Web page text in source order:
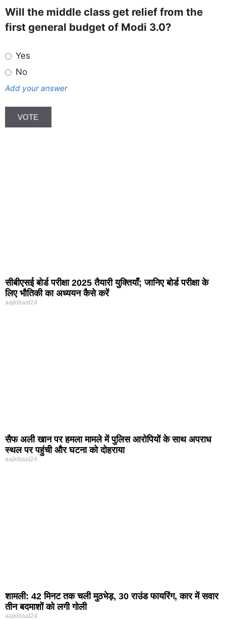
Will the middle class get relief from the
first general budget of Modi 3.0?
Yes
No
Add your answer
सीबीएसई बोर्ड परीक्षा 2025 तैयारी युक्तियाँ; जानिए बोर्ड परीक्षा के
लिए भौतिकी का अध्ययन कैसे करें
aajkibaat24
सैफ अली खान पर हमला मामले में पुलिस आरोपियों के साथ अपराध
स्थल पर पहुंची और घटना को दोहराया
aajkibaat24
शामली: 42 मिनट तक चली मुठभेड़, 30 राउंड फायरिंग, कार में सवार
तीन बदमाशों को लगी गोली
aajkibaat24